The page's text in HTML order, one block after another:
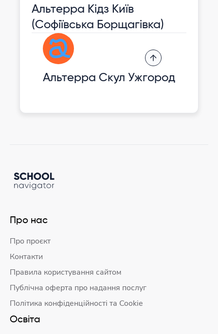
Альтерра Кідз Київ
(Софіївська Борщагівка)
Альтерра Скул Ужгород
Про нас
Про проєкт
Контакти
Правила користування сайтом
Публічна оферта про надання послуг
Політика конфіденційності та Cookie
Освіта